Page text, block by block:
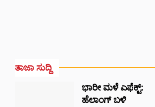
ತಾಜಾ ಸುದ್ದಿ
ಭಾರೀ ಮಳೆ ಎಫೆಕ್ಟ್‌:
ಹೆಲಾಂಗ್ ಬಳಿ